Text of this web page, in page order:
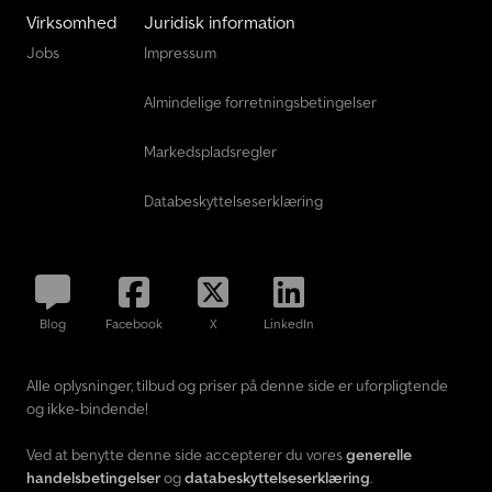
Virksomhed
Jobs
Juridisk information
Impressum
Almindelige forretningsbetingelser
Markedspladsregler
Databeskyttelseserklæring
Blog Facebook X LinkedIn
Alle oplysninger, tilbud og priser på denne side er uforpligtende
og ikke-bindende!
Ved at benytte denne side accepterer du voresgenerelle
handelsbetingelserogdatabeskyttelseserklæring.